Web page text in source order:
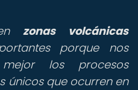
zonas volcánicas
porque nos
los procesos
únicos que ocurren en